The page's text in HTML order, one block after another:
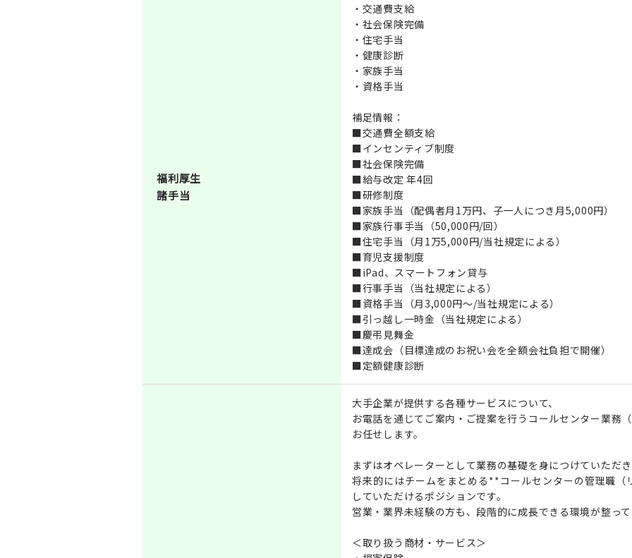
福利厚生
諸手当
・交通費支給
・社会保険完備
・住宅手当
・健康診断
・家族手当
・資格手当
補足情報：
■交通費全額支給
■インセンティブ制度
■社会保険完備
■給与改定 年4回
■研修制度
■家族手当（配偶者月1万円、子一人につき月5,000円）
■家族行事手当（50,000円/回）
■住宅手当（月1万5,000円/当社規定による）
■育児支援制度
■iPad、スマートフォン貸与
■行事手当（当社規定による）
■資格手当（月3,000円～/当社規定による）
■引っ越し一時金（当社規定による）
■慶弔見舞金
■達成会（目標達成のお祝い会を全額会社負担で開催）
■定額健康診断
大手企業が提供する各種サービスについて、
お電話を通じてご案内・ご提案を行うコールセンター業務
お任せします。
まずはオペレーターとして業務の基礎を身につけていただ
将来的にはチームをまとめる**コールセンターの管理職
していただけるポジションです。
営業・業界未経験の方も、段階的に成長できる環境が整っ
＜取り扱う商材・サービス＞